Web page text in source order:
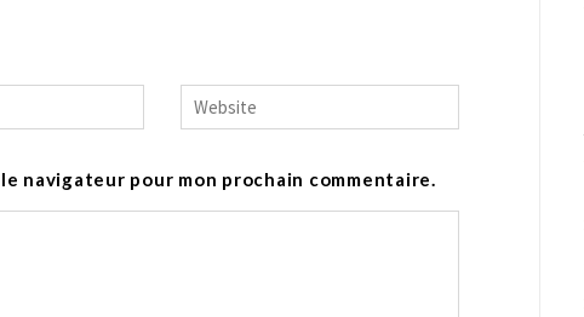
navigateur pour mon prochain commentaire.